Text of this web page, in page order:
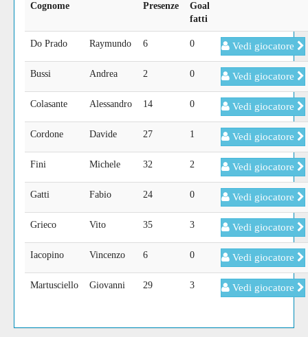
Cognome
Presenze
Goal
fatti
Do Prado Raymundo 6 0 Vedi giocatore
Bussi Andrea 2 0 Vedi giocatore
Colasante Alessandro 14 0 Vedi giocatore
Cordone Davide 27 1 Vedi giocatore
Fini Michele 32 2 Vedi giocatore
Gatti Fabio 24 0 Vedi giocatore
Grieco Vito 35 3 Vedi giocatore
Iacopino Vincenzo 6 0 Vedi giocatore
Martusciello Giovanni 29 3 Vedi giocatore